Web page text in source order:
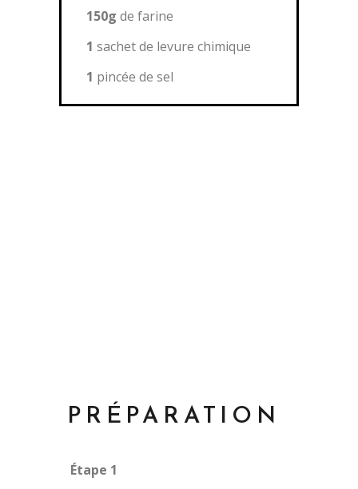
150g de farine
1 sachet de levure chimique
1 pincée de sel
PRÉPARATION
Étape 1